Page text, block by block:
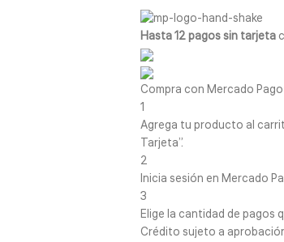
Hasta 12 pagos sin tarjeta
Compra con Mercado
1
Agrega tu producto al
Tarjeta”.
2
Inicia sesión en Mercado
3
Elige la cantidad de pagos
Crédito sujeto a